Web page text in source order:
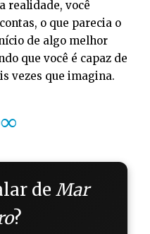
realidade, você
o que parecia o
de algo melhor
que você é capaz de
vezes que imagina.
∞
de Mar
?